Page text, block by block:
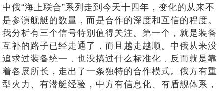
中俄“海上联合”系列走到今天十四年，变化的从来不
是参演舰艇的数量，而是合作的深度和互信的程度。
我分析有三个信号特别值得关注。第一个，就是装备
互补的路子已经走通了，而且越走越顺。中俄从来没
追求过装备统一，也没搞过什么标准化，反而就是靠
着各展所长，走出了一条独特的合作模式。俄方有重
型火力、有潜艇经验，中方有信息化、有盾舰体系，